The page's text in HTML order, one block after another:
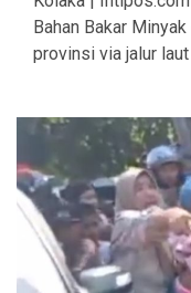
Bahan Bakar
provinsi via jalur laut